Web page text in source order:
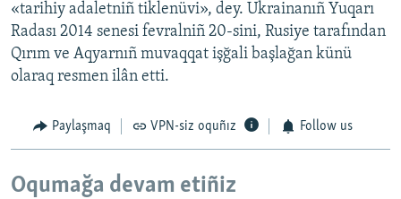
«tarihiy adaletniñ tiklenüvi», dey. Ukrainanıñ Yuqarı
Radası 2014 senesi fevralniñ 20-sini, Rusiye tarafından
Qırım ve Aqyarnıñ muvaqqat işğali başlağan künü
olaraq resmen ilân etti.
Paylaşmaq VPN-siz oquñız Follow us
Oqumağa devam etiñiz